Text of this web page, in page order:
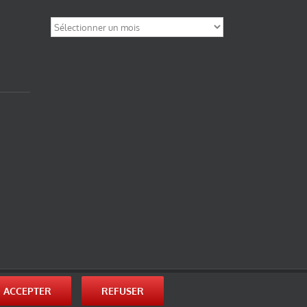
Archives
ACCEPTER REFUSER